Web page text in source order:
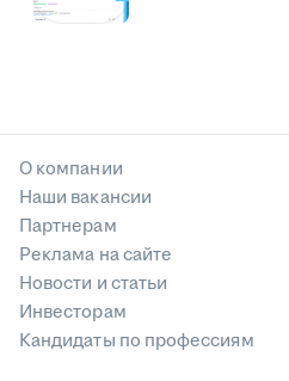
О компании
Наши вакансии
Партнерам
Реклама на сайте
Новости и статьи
Инвесторам
Кандидаты по профессиям